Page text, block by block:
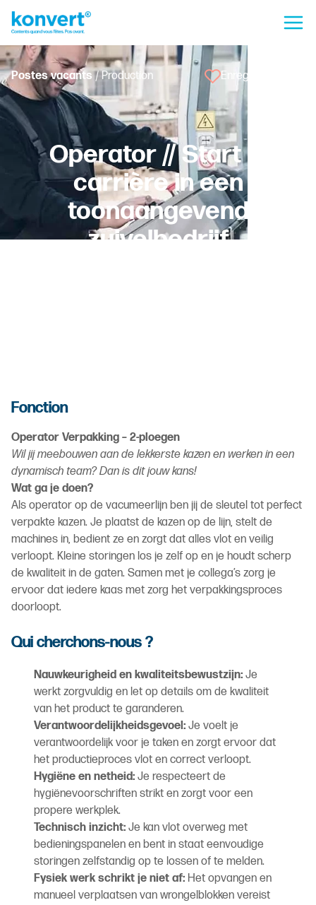
Postes vacants / Production Enregistrer l'offre
Operator // Start je
carrière in een
toonaangevend
zuivelbedrijf
Fonction
Operator Verpakking – 2-ploegen
Wil jij meebouwen aan de lekkerste kazen en werken in een
dynamisch team? Dan is dit jouw kans!
Wat ga je doen?
Als operator op de vacumeerlijn ben jij de sleutel tot perfect
verpakte kazen. Je plaatst de kazen op de lijn, stelt de
machines in, bedient ze en zorgt dat alles vlot en veilig
verloopt. Kleine storingen los je zelf op en je houdt scherp
de kwaliteit in de gaten. Samen met je collega’s zorg je
ervoor dat iedere kaas met zorg het verpakkingsproces
doorloopt.
Qui cherchons-nous ?
Nauwkeurigheid en kwaliteitsbewustzijn: Je
werkt zorgvuldig en let op details om de kwaliteit
van het product te garanderen.
Verantwoordelijkheidsgevoel: Je voelt je
verantwoordelijk voor je taken en zorgt ervoor dat
het productieproces vlot en correct verloopt.
Hygiëne en netheid: Je respecteert de
hygiënevoorschriften strikt en zorgt voor een
propere werkplek.
Technisch inzicht: Je kan vlot overweg met
bedieningspanelen en bent in staat eenvoudige
storingen zelfstandig op te lossen of te melden.
Fysiek werk schrikt je niet af: Het opvangen en
manueel verplaatsen van wrongelblokken vereist